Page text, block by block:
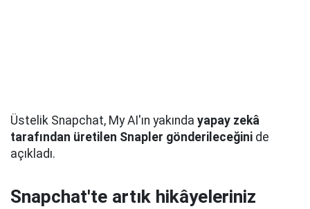
Üstelik Snapchat, My AI'ın yakında yapay zekâ
tarafından üretilen Snapler gönderileceğini de
açıkladı.
Snapchat'te artık hikâyeleriniz